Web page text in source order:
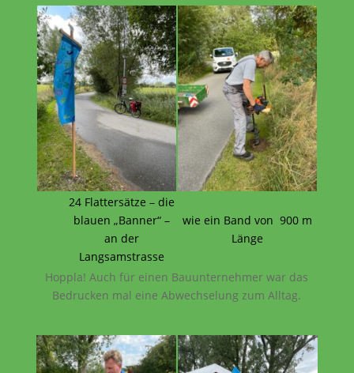
24 Flattersätze – die
blauen „Banner“ –
an der
Langsamstrasse
wie ein Band von 900 m
Länge
Hoppla! Auch für einen Bauunternehmer war das
Bedrucken mal eine Abwechselung zum Alltag.